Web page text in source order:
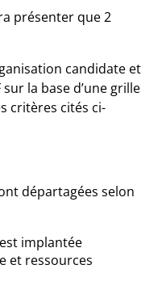
présenter que 2
candidate et
la base d’une grille
critères cités ci-
départagées selon
implantée
et ressources